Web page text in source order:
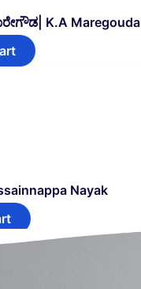
K.A Maregouda
Nayak